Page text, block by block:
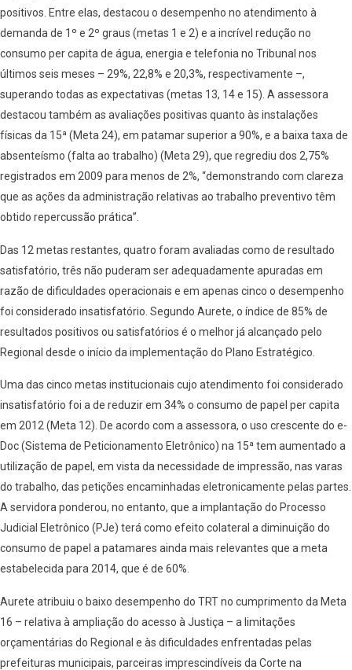
positivos. Entre elas, destacou o desempenho no atendimento à
demanda de 1º e 2º graus (metas 1 e 2) e a incrível redução no
consumo per capita de água, energia e telefonia no Tribunal nos
últimos seis meses – 29%, 22,8% e 20,3%, respectivamente –,
superando todas as expectativas (metas 13, 14 e 15). A assessora
destacou também as avaliações positivas quanto às instalações
físicas da 15ª (Meta 24), em patamar superior a 90%, e a baixa taxa de
absenteísmo (falta ao trabalho) (Meta 29), que regrediu dos 2,75%
registrados em 2009 para menos de 2%, “demonstrando com clareza
que as ações da administração relativas ao trabalho preventivo têm
obtido repercussão prática”.
Das 12 metas restantes, quatro foram avaliadas como de resultado
satisfatório, três não puderam ser adequadamente apuradas em
razão de dificuldades operacionais e em apenas cinco o desempenho
foi considerado insatisfatório. Segundo Aurete, o índice de 85% de
resultados positivos ou satisfatórios é o melhor já alcançado pelo
Regional desde o início da implementação do Plano Estratégico.
Uma das cinco metas institucionais cujo atendimento foi considerado
insatisfatório foi a de reduzir em 34% o consumo de papel per capita
em 2012 (Meta 12). De acordo com a assessora, o uso crescente do e-
Doc (Sistema de Peticionamento Eletrônico) na 15ª tem aumentado a
utilização de papel, em vista da necessidade de impressão, nas varas
do trabalho, das petições encaminhadas eletronicamente pelas partes.
A servidora ponderou, no entanto, que a implantação do Processo
Judicial Eletrônico (PJe) terá como efeito colateral a diminuição do
consumo de papel a patamares ainda mais relevantes que a meta
estabelecida para 2014, que é de 60%.
Aurete atribuiu o baixo desempenho do TRT no cumprimento da Meta
16 – relativa à ampliação do acesso à Justiça – a limitações
orçamentárias do Regional e às dificuldades enfrentadas pelas
prefeituras municipais, parceiras imprescindíveis da Corte na